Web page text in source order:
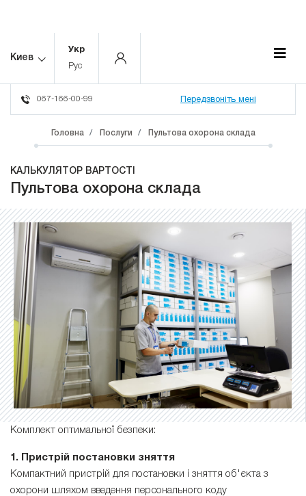
Киев
Укр
Рус
067-166-00-99 Передзвоніть мені
Головна Послуги Пультова охорона склада
КАЛЬКУЛЯТОР ВАРТОСТІ
Пультова охорона склада
Комплект оптимальної безпеки:
1. Пристрій постановки зняття
Компактний пристрій для постановки і зняття об'єкта з
охорони шляхом введення персонального коду